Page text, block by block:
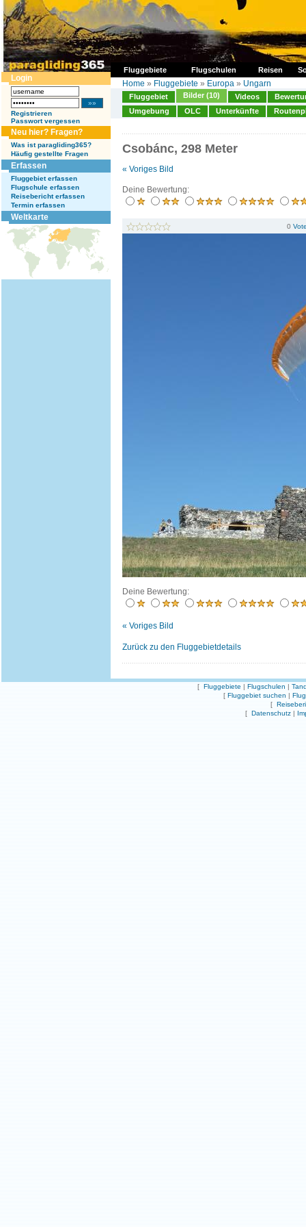
Fluggebiete Flugschulen Reisen
Login
Registrieren
Passwort vergessen
Neu hier? Fragen?
Was ist paragliding365?
Häufig gestellte Fragen
Erfassen
Fluggebiet erfassen
Flugschule erfassen
Reisebericht erfassen
Termin erfassen
Weltkarte
Home » Fluggebiete » Europa » Ungarn
Fluggebiet Bilder (10) Videos
Umgebung
OLC Unterkünfte
Csobánc, 298 Meter
« Voriges Bild
Deine Bewertung:
0
Deine Bewertung:
« Voriges Bild
Zurück zu den Fluggebietdetails
[ Fluggebiete | Flugschulen |
[ Fluggebiet suchen |
[
[ Datenschutz |